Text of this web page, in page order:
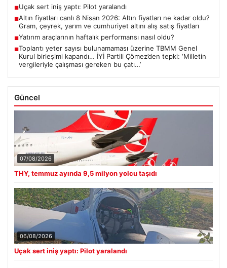
■Uçak sert iniş yaptı: Pilot yaralandı
■Altın fiyatları canlı 8 Nisan 2026: Altın fiyatları ne kadar oldu?
Gram, çeyrek, yarım ve cumhuriyet altını alış satış fiyatları
■Yatırım araçlarının haftalık performansı nasıl oldu?
■Toplantı yeter sayısı bulunamaması üzerine TBMM Genel
Kurul birleşimi kapandı… İYİ Partili Çömez’den tepki: ‘Milletin
vergileriyle çalışması gereken bu çatı…’
Güncel
07/08/2026
THY, temmuz ayında 9,5 milyon yolcu taşıdı
06/08/2026
Uçak sert iniş yaptı: Pilot yaralandı